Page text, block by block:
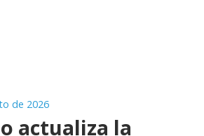
de 2026
actualiza la